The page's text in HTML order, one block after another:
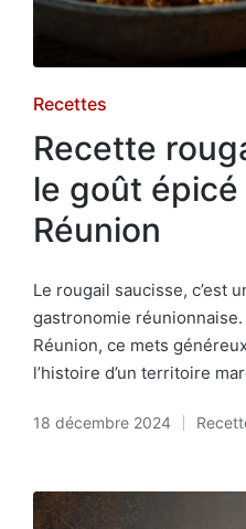
Posted
in
Recettes
Recette
le goût épicé
Réunion
Le rougail saucisse, c’est
gastronomie réunionnaise.
Réunion, ce mets
l’histoire d’un territoire
18 décembre 2024
Posted